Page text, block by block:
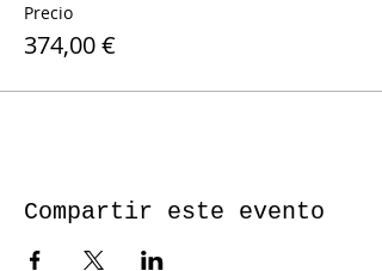
Precio
374,00 €
Compartir este evento